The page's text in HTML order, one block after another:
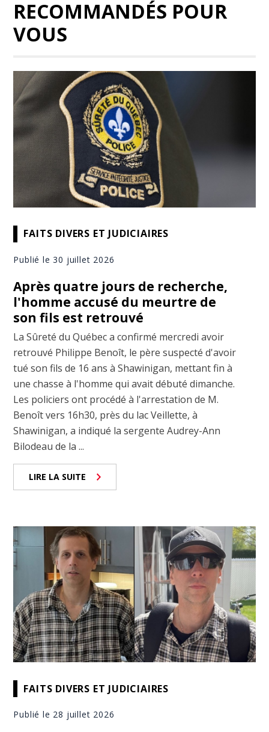
RECOMMANDÉS POUR
VOUS
FAITS DIVERS ET JUDICIAIRES
Publié le 30 juillet 2026
Après quatre jours de recherche,
l'homme accusé du meurtre de
son fils est retrouvé
La Sûreté du Québec a confirmé mercredi avoir
retrouvé Philippe Benoît, le père suspecté d'avoir
tué son fils de 16 ans à Shawinigan, mettant fin à
une chasse à l'homme qui avait débuté dimanche.
Les policiers ont procédé à l'arrestation de M.
Benoît vers 16h30, près du lac Veillette, à
Shawinigan, a indiqué la sergente Audrey-Ann
Bilodeau de la ...
LIRE LA SUITE
FAITS DIVERS ET JUDICIAIRES
Publié le 28 juillet 2026